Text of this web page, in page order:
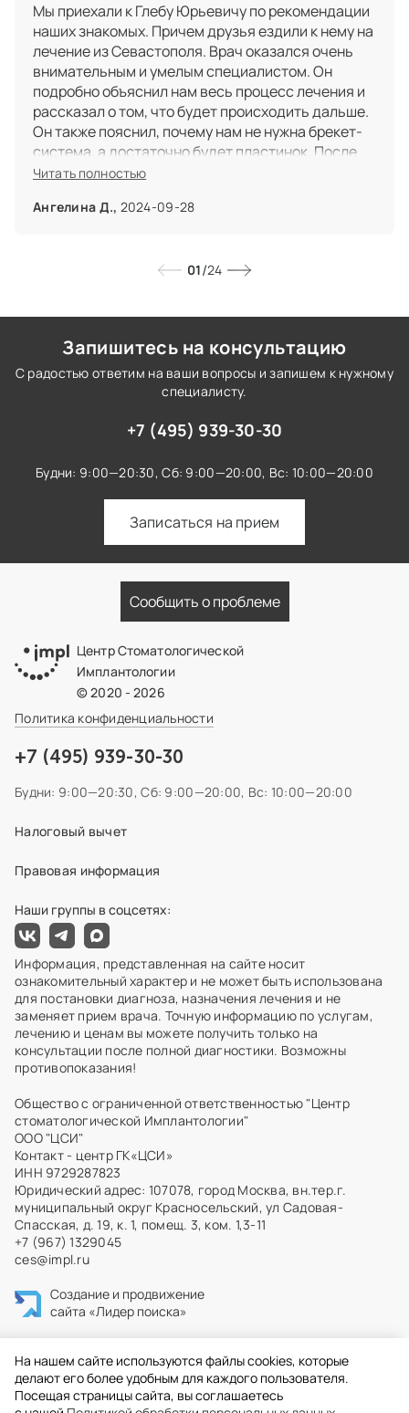
Мы приехали к Глебу Юрьевичу по рекомендации
наших знакомых. Причем друзья ездили к нему на
лечение из Севастополя. Врач оказался очень
внимательным и умелым специалистом. Он
подробно объяснил нам весь процесс лечения и
рассказал о том, что будет происходить дальше.
Он также пояснил, почему нам не нужна брекет-
система, а достаточно будет пластинок. После
этого он отправил нас к хорошему стоматологу
пластины. Врач отлично общается с ребенком и с
второго ребенка в будущем.
Читать полностью
Ангелина Д., 2024-09-28
01/24
Запишитесь на консультацию
С радостью ответим на ваши вопросы и запишем к нужному
специалисту.
+7 (495) 939-30-30
Будни: 9:00—20:30, Сб: 9:00—20:00, Вс: 10:00—20:00
Записаться на прием
Сообщить о проблеме
Центр Стоматологической
Имплантологии
© 2020 - 2026
Политика конфиденциальности
+7 (495) 939-30-30
Будни: 9:00—20:30, Сб: 9:00—20:00, Вс: 10:00—20:00
Налоговый вычет
Наши группы в соцсетях:
Правовая информация
Информация, представленная на сайте носит
ознакомительный характер и не может быть использована
для постановки диагноза, назначения лечения и не
заменяет прием врача. Точную информацию по услугам,
лечению и ценам вы можете получить только на
консультации после полной диагностики. Возможны
противопоказания!
Общество с ограниченной ответственностью "Центр
стоматологической Имплантологии"
ООО "ЦСИ"
Контакт - центр ГК«ЦСИ»
ИНН 9729287823
Юридический адрес: 107078, город Москва, вн.тер.г.
муниципальный округ Красносельский, ул Садовая-
Спасская, д. 19, к. 1, помещ. 3, ком. 1,3-11
+7 (967) 1329045
ces@impl.ru
Создание и продвижение
сайта «Лидер поиска»
На нашем сайте используются файлы cookies, которые
делают его более удобным для каждого пользователя.
Посещая страницы сайта, вы соглашаетесь